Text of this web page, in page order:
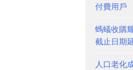
付費用戶
螞蟻收購
截止日期
人口老化